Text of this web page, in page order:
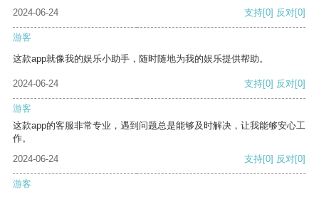
2024-06-24
支持[0] 反对[0]
游客
这款app就像我的娱乐小助手，随时随地为我的娱乐提供帮助。
2024-06-24 支持[0] 反对[0]
游客
这款app的客服非常专业，遇到问题总是能够及时解决，让我能够安心工
作。
2024-06-24
支持[0] 反对[0]
游客